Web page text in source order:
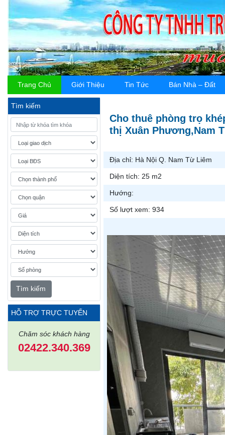
Trang Chủ Giới Thiệu Tin Tức Bán Nhà – Đất
Tìm kiếm
Tìm kiếm
HỖ TRỢ TRỰC TUYẾN
Chăm sóc khách hàng
02422.340.369
Cho thuê phòng trọ
thị Xuân Phương,Nam
Địa chỉ: Hà Nội Q. Nam Từ Liêm
Diện tích: 25 m2
Hướng:
Số lượt xem: 934